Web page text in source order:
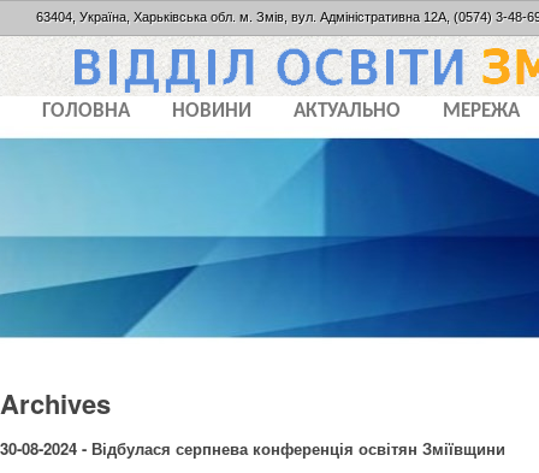
63404, Україна, Харьківська обл. м. Змів, вул. Адміністративна 12А, (0574) 3-48-
ГОЛОВНА НОВИНИ АКТУАЛЬНО МЕРЕЖА
Archives
30-08-2024 - Відбулася серпнева конференція освітян Зміївщини